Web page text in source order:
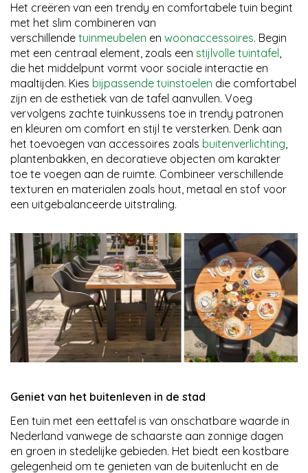
Het creëren van een trendy en comfortabele tuin begint
met het slim combineren van
verschillende tuinmeubelen en woonaccessoires. Begin
met een centraal element, zoals een stijlvolle tuintafel,
die het middelpunt vormt voor sociale interactie en
maaltijden. Kies bijpassende tuinstoelen die comfortabel
zijn en de esthetiek van de tafel aanvullen. Voeg
vervolgens zachte tuinkussens toe in trendy patronen
en kleuren om comfort en stijl te versterken. Denk aan
het toevoegen van accessoires zoals buitenverlichting,
plantenbakken, en decoratieve objecten om karakter
toe te voegen aan de ruimte. Combineer verschillende
texturen en materialen zoals hout, metaal en stof voor
een uitgebalanceerde uitstraling.
Geniet van het buitenleven in de stad
Een tuin met een eettafel is van onschatbare waarde in
Nederland vanwege de schaarste aan zonnige dagen
en groen in stedelijke gebieden. Het biedt een kostbare
gelegenheid om te genieten van de buitenlucht en de